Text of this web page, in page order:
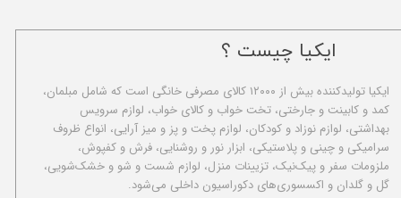
ایکیا چیست ؟
ا​یکیا تولیدکننده بیش از ۱۲۰۰۰ کالای مصرفی خانگی است که شامل مبلمان،
کمد و کابینت و جارختی، تخت خواب و کالای خواب، لوازم سرویس
بهداشتی، لوازم نوزاد و کودکان، لوازم پخت و پز و میز آرایی، انواع ظروف
سرامیکی و چینی و پلاستیکی، ابزار نور و روشنایی، فرش و کفپوش،
ملزومات سفر و پیک‌نیک، تزیینات منزل، لوازم شست و شو و خشک‌شویی،
گل و گلدان و اکسسوری‌های دکوراسیون داخلی می‌شود.